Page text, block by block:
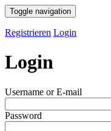
Toggle navigation
Registrieren Login
Login
Username or E-mail
Password